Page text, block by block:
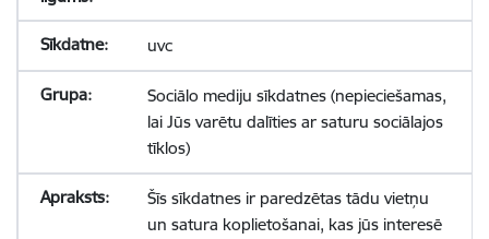
uvc
Sociālo mediju sīkdatnes (nepieciešamas,
lai Jūs varētu dalīties ar saturu sociālajos
tīklos)
Šīs sīkdatnes ir paredzētas tādu vietņu
un satura koplietošanai, kas jūs interesē